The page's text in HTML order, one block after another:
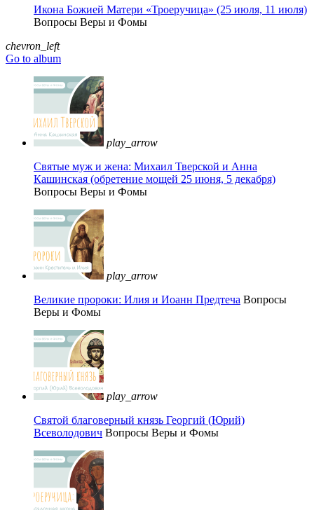
Икона Божией Матери «Троеручица» (25 июля, 11 июля)
Вопросы Веры и Фомы
chevron_left
Go to album
play_arrow
Святые муж и жена: Михаил Тверской и Анна
Кашинская (обретение мощей 25 июня, 5 декабря)
Вопросы Веры и Фомы
play_arrow
Великие пророки: Илия и Иоанн Предтеча Вопросы
Веры и Фомы
play_arrow
Святой благоверный князь Георгий (Юрий)
Всеволодович Вопросы Веры и Фомы